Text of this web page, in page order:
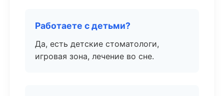
Работаете с детьми?
Да, есть детские стоматологи,
игровая зона, лечение во сне.